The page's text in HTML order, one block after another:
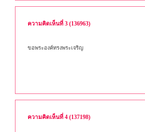
ความคิดเห็นที่ 3 (136963)
ขอพระองค์ทรงพระเจริญ
ความคิดเห็นที่ 4 (137198)